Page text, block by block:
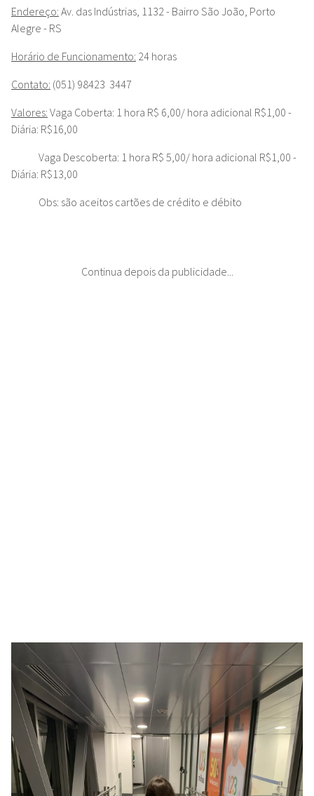
Endereço: Av. das Indústrias, 1132 - Bairro São João, Porto
Alegre - RS
Horário de Funcionamento: 24 horas
Contato: (051) 98423 3447
Valores: Vaga Coberta: 1 hora R$ 6,00/ hora adicional R$1,00 -
Diária: R$16,00
Vaga Descoberta: 1 hora R$ 5,00/ hora adicional R$1,00 -
Diária: R$13,00
Obs: são aceitos cartões de crédito e débito
Continua depois da publicidade...